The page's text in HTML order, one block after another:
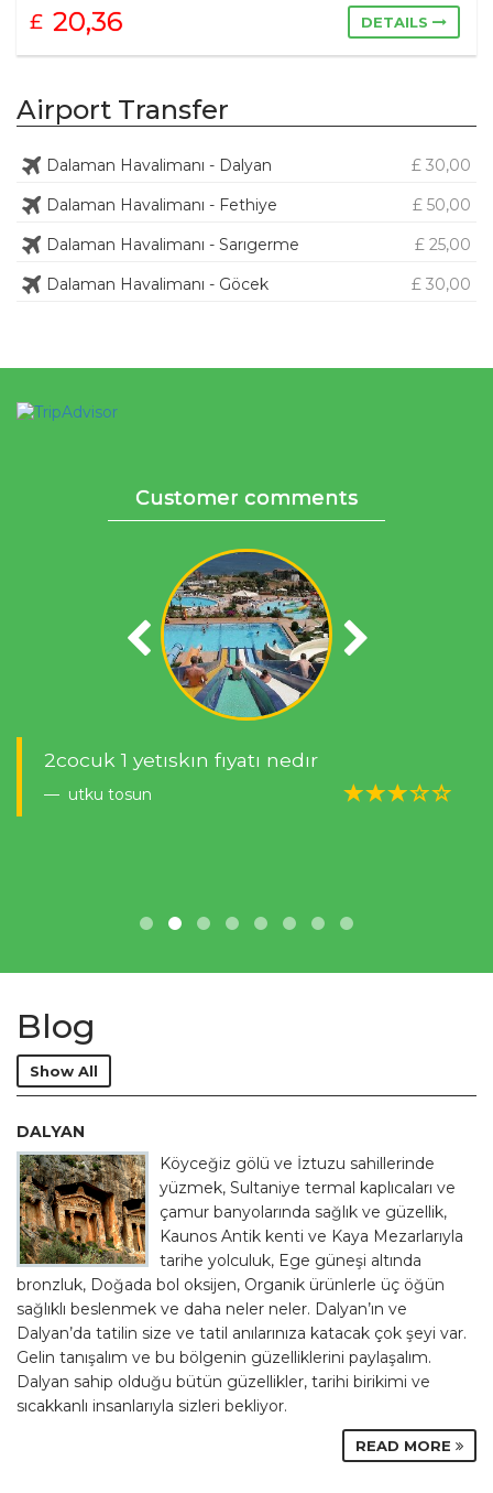
£ 20,36 DETAILS
Airport Transfer
Dalaman Havalimanı - Dalyan
£ 30,00
Dalaman Havalimanı - Fethiye
£ 50,00
Dalaman Havalimanı - Sarıgerme
£ 25,00
Dalaman Havalimanı - Göcek
£ 30,00
Customer comments
2cocuk 1 yetıskın fıyatı nedır
utku tosun
Blog
Show All
DALYAN
Köyceğiz gölü ve İztuzu sahillerinde
yüzmek, Sultaniye termal kaplıcaları ve
çamur banyolarında sağlık ve güzellik,
Kaunos Antik kenti ve Kaya Mezarlarıyla
tarihe yolculuk, Ege güneşi altında
bronzluk, Doğada bol oksijen, Organik ürünlerle üç öğün
sağlıklı beslenmek ve daha neler neler. Dalyan’ın ve
Dalyan’da tatilin size ve tatil anılarınıza katacak çok şeyi var.
Gelin tanışalım ve bu bölgenin güzelliklerini paylaşalım.
Dalyan sahip olduğu bütün güzellikler, tarihi birikimi ve
sıcakkanlı insanlarıyla sizleri bekliyor.
READ MORE